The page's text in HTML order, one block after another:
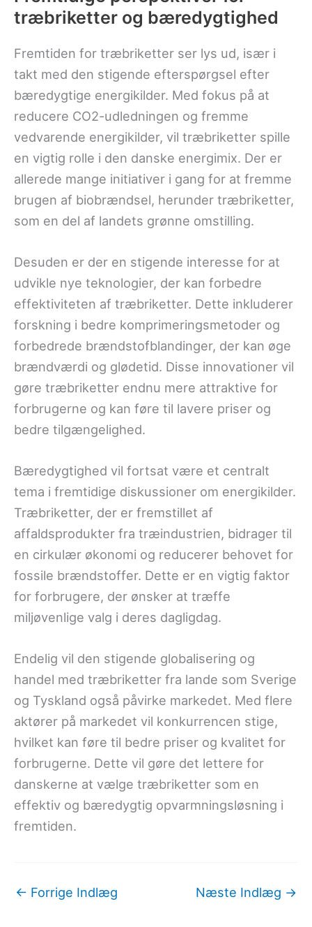
træbriketter og bæredygtighed
Fremtiden for træbriketter ser lys ud, især i
takt med den stigende efterspørgsel efter
bæredygtige energikilder. Med fokus på at
reducere CO2-udledningen og fremme
vedvarende energikilder, vil træbriketter spille
en vigtig rolle i den danske energimix. Der er
allerede mange initiativer i gang for at fremme
brugen af biobrændsel, herunder træbriketter,
som en del af landets grønne omstilling.
Desuden er der en stigende interesse for at
udvikle nye teknologier, der kan forbedre
effektiviteten af træbriketter. Dette inkluderer
forskning i bedre komprimeringsmetoder og
forbedrede brændstofblandinger, der kan øge
brændværdi og glødetid. Disse innovationer vil
gøre træbriketter endnu mere attraktive for
forbrugerne og kan føre til lavere priser og
bedre tilgængelighed.
Bæredygtighed vil fortsat være et centralt
tema i fremtidige diskussioner om energikilder.
Træbriketter, der er fremstillet af
affaldsprodukter fra træindustrien, bidrager til
en cirkulær økonomi og reducerer behovet for
fossile brændstoffer. Dette er en vigtig faktor
for forbrugere, der ønsker at træffe
miljøvenlige valg i deres dagligdag.
Endelig vil den stigende globalisering og
handel med træbriketter fra lande som Sverige
og Tyskland også påvirke markedet. Med flere
aktører på markedet vil konkurrencen stige,
hvilket kan føre til bedre priser og kvalitet for
forbrugerne. Dette vil gøre det lettere for
danskerne at vælge træbriketter som en
effektiv og bæredygtig opvarmningsløsning i
fremtiden.
← Forrige Indlæg Næste Indlæg →